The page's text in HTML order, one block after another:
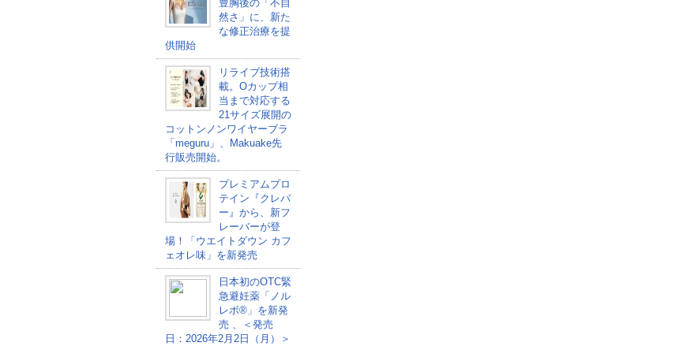
豊胸後の「不自
然さ」に、新た
な修正治療を提
供開始
リライブ技術搭
載。Oカップ相
当まで対応する
21サイズ展開の
コットンノンワイヤーブラ
「meguru」、Makuake先
行販売開始。
プレミアムプロ
テイン『クレバ
ー』から、新フ
レーバーが登
場！「ウエイトダウン カフ
ェオレ味」を新発売
日本初のOTC緊
急避妊薬「ノル
レボ®」を新発
売 、＜発売
日：2026年2月2日（月）＞